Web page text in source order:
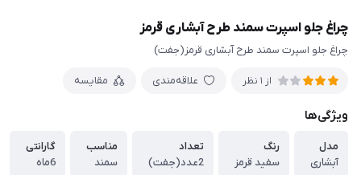
چراغ جلو اسپرت سمند طرح آبشاری قرمز
چراغ جلو اسپرت سمند طرح آبشاری قرمز(جفت)
از 1 نظر علاقه‌مندی مقایسه
ویژگی‌ها
مدل
آبشاری
رنگ
سفید قرمز
تعداد
2عدد(جفت)
مناسب
سمند
گارانتی
6ماه